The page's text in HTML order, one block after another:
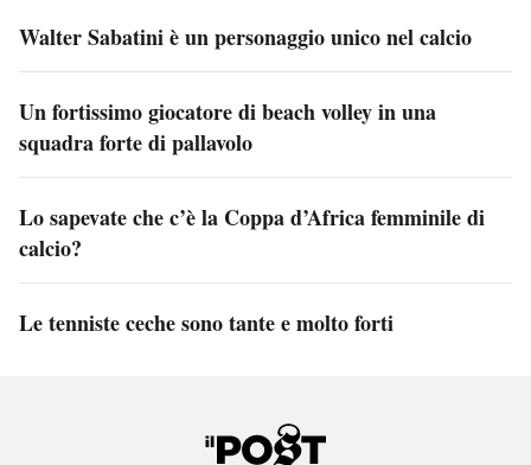
Walter Sabatini è un personaggio unico nel calcio
Un fortissimo giocatore di beach volley in una
squadra forte di pallavolo
Lo sapevate che c’è la Coppa d’Africa femminile di
calcio?
Le tenniste ceche sono tante e molto forti